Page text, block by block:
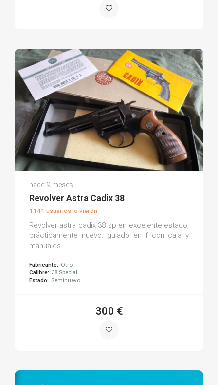
(0)
hace 9 meses
Revolver Astra Cadix 38
1141 usuarios lo vieron
Revolver astra cadix 38 sp en excelente estado,
prácticamente nuevo. guiado en f con caja y
manuales.
Fabricante: Otro
Calibre: 38 Special
Estado: Seminuevo
300 €